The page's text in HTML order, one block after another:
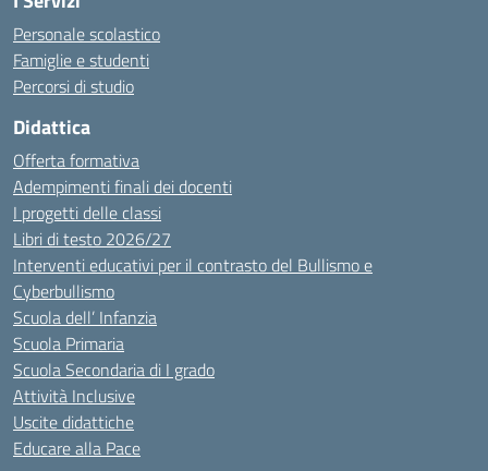
Personale scolastico
Famiglie e studenti
Percorsi di studio
Didattica
Offerta formativa
Adempimenti finali dei docenti
I progetti delle classi
Libri di testo 2026/27
Interventi educativi per il contrasto del Bullismo e
Cyberbullismo
Scuola dell’ Infanzia
Scuola Primaria
Scuola Secondaria di I grado
Attività Inclusive
Uscite didattiche
Educare alla Pace